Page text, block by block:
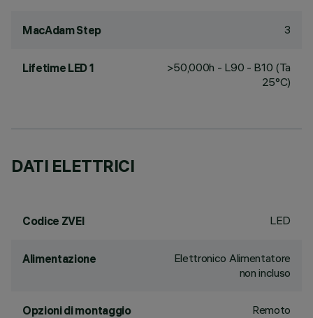
MacAdam Step 3
Lifetime LED 1
>50,000h - L90 - B10 (Ta
25°C)
DATI ELETTRICI
Codice ZVEI LED
Alimentazione
Elettronico Alimentatore
non incluso
Opzioni di montaggio Remoto